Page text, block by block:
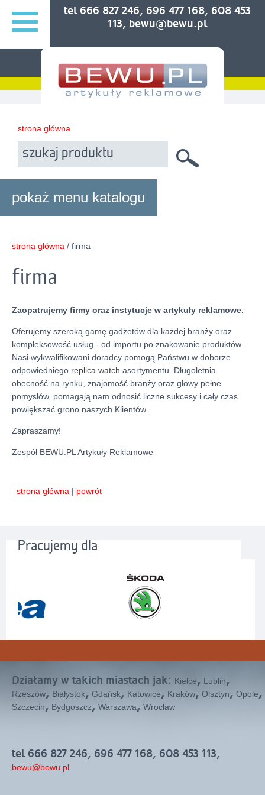
tel 666 827 246, 696 477 168, 608 453
113, bewu@bewu.pl
strona główna
pokaż menu katalogu
strona główna / firma
firma
Zaopatrujemy firmy oraz instytucje w artykuły reklamowe.
Oferujemy szeroką gamę gadżetów dla każdej branży oraz
kompleksowość usług - od importu po znakowanie produktów.
Nasi wykwalifikowani doradcy pomogą Państwu w doborze
odpowiedniego replica watch asortymentu. Długoletnia
obecność na rynku, znajomość branży oraz głowy pełne
pomysłów, pomagają nam odnosić liczne sukcesy i cały czas
powiększać grono naszych Klientów.
Zapraszamy!
Zespół BEWU.PL Artykuły Reklamowe
strona główna | powrót
Pracujemy dla
Działamy w takich miastach jak: Kielce, Lublin,
Rzeszów, Białystok, Gdańsk, Katowice, Kraków, Olsztyn, Opole,
Szczecin, Bydgoszcz, Warszawa, Wrocław
tel 666 827 246, 696 477 168, 608 453 113,
bewu@bewu.pl